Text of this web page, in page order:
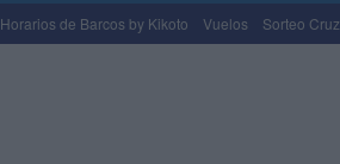
Horarios de Barcos by Kikoto Vuelos Sorteo